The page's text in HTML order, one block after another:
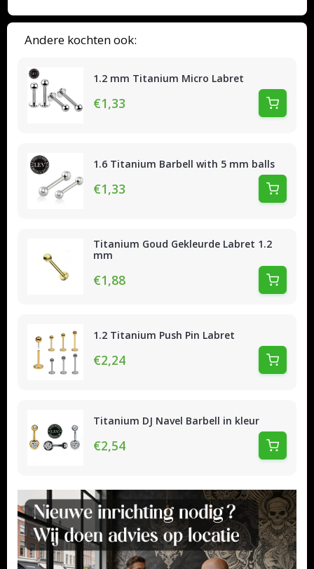
Andere kochten ook:
1.2 mm Titanium Micro Labret
€1,33
1.6 Titanium Barbell with 5 mm balls
€1,33
Titanium Goud Gekleurde Labret 1.2
mm
€1,88
1.2 Titanium Push Pin Labret
€2,24
Titanium DJ Navel Barbell in kleur
€2,54